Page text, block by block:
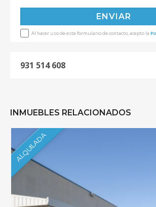
Al hacer uso de este formulario de contacto, acepto la
931 514 608
INMUEBLES RELACIONADOS
ALQUILADA